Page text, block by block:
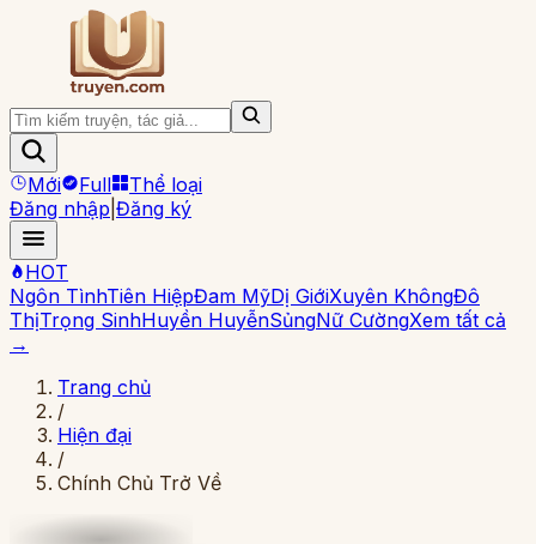
Mới Full
Thể loại
Đăng nhập Đăng ký
HOT
Ngôn TìnhTiên HiệpĐam MỹDị GiớiXuyên KhôngĐô
ThịTrọng SinhHuyền HuyễnSủngNữ CườngXem tất cả
→
Trang chủ
/
Hiện đại
/
Chính Chủ Trở Về